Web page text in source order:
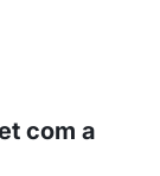
com a